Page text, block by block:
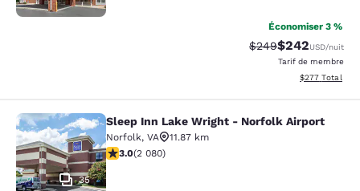
Économiser 3 %
Tarif barré :
$249Tarif réduit :
$242USD/nuit
Tarif de membre
Afficher les
$277 Total
Sleep Inn Lake Wright - Norfolk
35
Sleep Inn Lake Wright - Norfolk Airport
Norfolk, VA
11.87 km
3.03 étoiles. Moyen. 2080 commentaires
3.0(2 080)